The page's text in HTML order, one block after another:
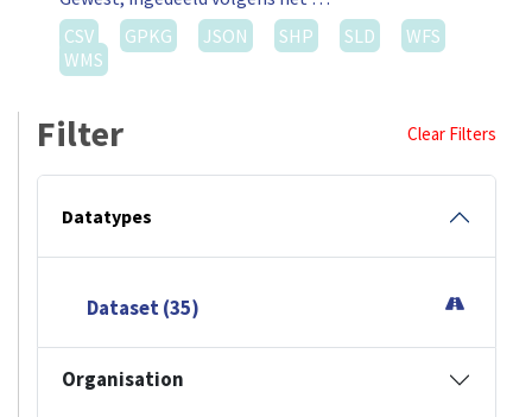
CSV
GPKG JSON SHP SLD
WFS
WMS
Filter Clear Filters
Datatypes
Dataset (35)
Organisation